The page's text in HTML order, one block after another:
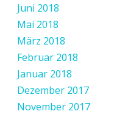
Juni 2018
Mai 2018
März 2018
Februar 2018
Januar 2018
Dezember 2017
November 2017